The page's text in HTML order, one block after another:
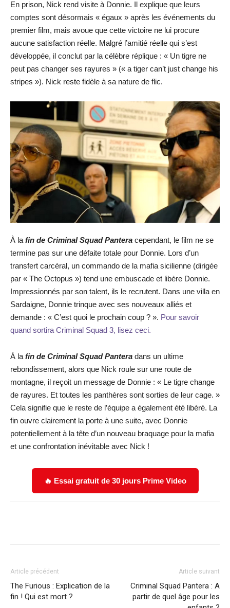
En prison, Nick rend visite à Donnie. Il explique que leurs
comptes sont désormais « égaux » après les événements du
premier film, mais avoue que cette victoire ne lui procure
aucune satisfaction réelle. Malgré l’amitié réelle qui s’est
développée, il conclut par la célèbre réplique : « Un tigre ne
peut pas changer ses rayures » (« a tiger can’t just change his
stripes »). Nick reste fidèle à sa nature de flic.
À la fin de Criminal Squad Pantera cependant, le film ne se
termine pas sur une défaite totale pour Donnie. Lors d’un
transfert carcéral, un commando de la mafia sicilienne (dirigée
par « The Octopus ») tend une embuscade et libère Donnie.
Impressionnés par son talent, ils le recrutent. Dans une villa en
Sardaigne, Donnie trinque avec ses nouveaux alliés et
demande : « C’est quoi le prochain coup ? ». Pour savoir
quand sortira Criminal Squad 3, lisez ceci.
À la fin de Criminal Squad Pantera dans un ultime
rebondissement, alors que Nick roule sur une route de
montagne, il reçoit un message de Donnie : « Le tigre change
de rayures. Et toutes les panthères sont sorties de leur cage. »
Cela signifie que le reste de l’équipe a également été libéré. La
fin ouvre clairement la porte à une suite, avec Donnie
potentiellement à la tête d’un nouveau braquage pour la mafia
et une confrontation inévitable avec Nick !
🔥 Essai gratuit de 30 jours Prime Video
Article précédent
The Furious : Explication de la
fin ! Qui est mort ?
Article suivant
Criminal Squad Pantera : A
partir de quel âge pour les